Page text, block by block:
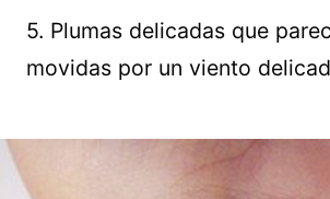
5. Plumas delicadas que
movidas por un viento